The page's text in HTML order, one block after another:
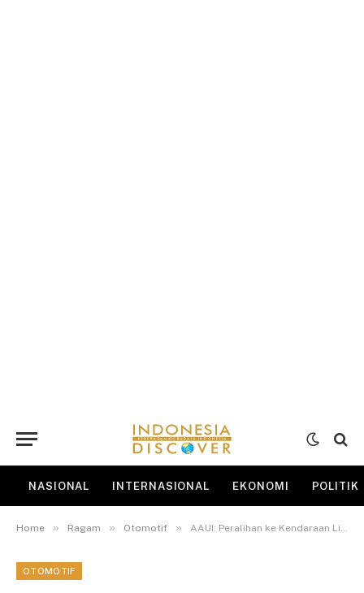
NASIONAL INTERNASIONAL EKONOMI POLITIK
Home » Ragam » Otomotif » AAUI: Peralihan ke Kendaraan Listrik Jadi Tantangan Asuransi Umum
OTOMOTIF